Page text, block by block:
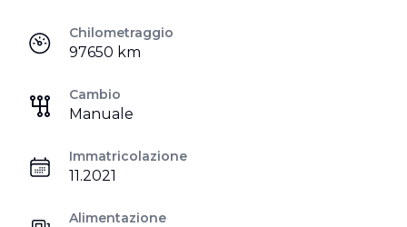
Chilometraggio
97650 km
Cambio
Manuale
Immatricolazione
11.2021
Alimentazione